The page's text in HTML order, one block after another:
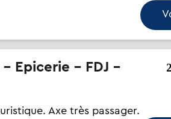
Axe très passager.